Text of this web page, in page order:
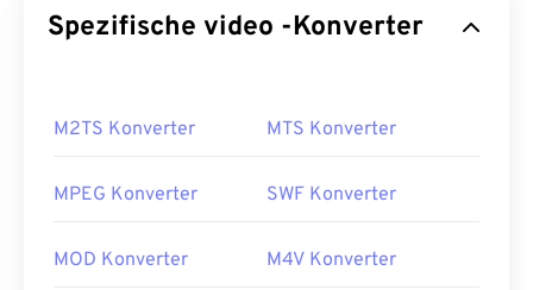
Spezifische video -Konverter
M2TS Konverter MTS Konverter
MPEG Konverter SWF Konverter
MOD Konverter M4V Konverter